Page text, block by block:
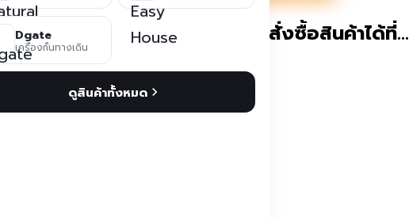
Dgate
เครื่องกั้นทางเดิน
ดูสินค้าทั้งหมด
แบบ
ติดต่อสั่งซื้อสินค้าได้ที่…